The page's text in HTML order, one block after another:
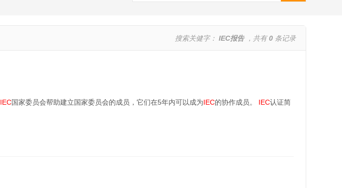
搜索关健字： IEC报告，共有0 条记录
IEC国家委员会帮助建立国家委员会的成员，它们在5年内可以成为IEC的协作成员。 IEC认证简